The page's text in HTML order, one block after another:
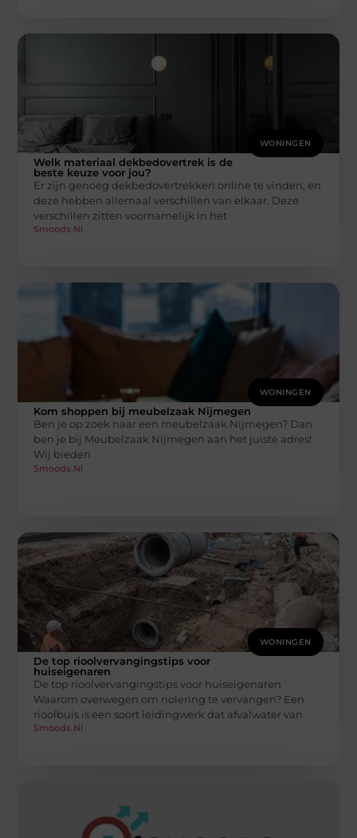
WONINGEN
Welk materiaal dekbedovertrek is de
beste keuze voor jou?
Er zijn genoeg dekbedovertrekken online te vinden, en
deze hebben allemaal verschillen van elkaar. Deze
verschillen zitten voornamelijk in het
Smoods.nl
WONINGEN
Kom shoppen bij meubelzaak Nijmegen
Ben je op zoek naar een meubelzaak Nijmegen? Dan
ben je bij Meubelzaak Nijmegen aan het juiste adres!
Wij bieden
Smoods.nl
WONINGEN
De top rioolvervangingstips voor
huiseigenaren
De top rioolvervangingstips voor huiseigenaren
Waarom overwegen om riolering te vervangen? Een
rioolbuis is een soort leidingwerk dat afvalwater van
Smoods.nl